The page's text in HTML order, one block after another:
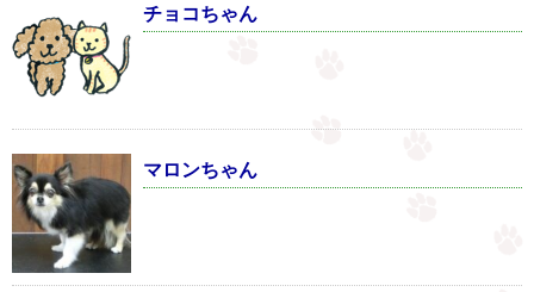
チョコちゃん
マロンちゃん